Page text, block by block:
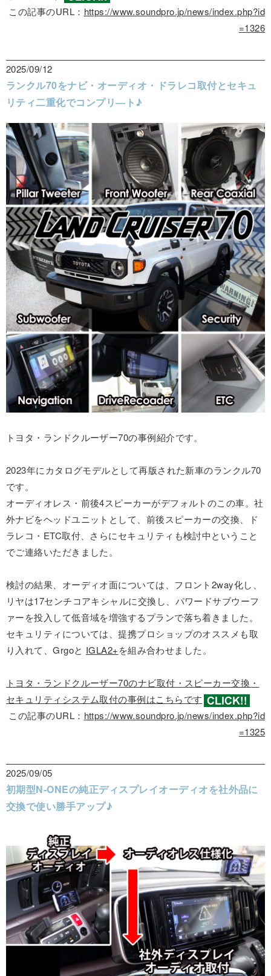
この記事のURL： https://www.soundpro.jp/news/index.php?id
=1326
2025/09/12
ランクル70をナビ・オーディオ・ドラレコ取付とセキュ
リティ二重化でコンプリ―ト♪
トヨタ・ランドクルーザー70の事例紹介です。
2023年にカタログモデルとして再版された新車のランクル70
です。
オーディオレス・前後4スピーカーがデフォルトのこの車。社
外ナビをヘッドユニットとして、前後スピーカーの交換、ド
ラレコ・ETC取付、さらにセキュリティも検討中ということ
でご連絡いただきました。
検討の結果、オーディオ面については、フロント2way化し、
リヤは17センチコアキシャルに交換し、パワードサブウーフ
ァーを投入して低音域を増強するプランで落ち着きました。
セキュリティについては、提携プロショップのオススメも取
り入れて、Grgoと IGLA2+を組み合わせました。
トヨタ・ランドクルーザー70のナビ取付・スピーカー交換・
セキュリティシステム取付の事例はこちらです
この記事のURL： https://www.soundpro.jp/news/index.php?id
=1325
2025/09/05
初期型N-ONEの純正ディスプレイオーディオを社外品に
交換で使い勝手アップ♪